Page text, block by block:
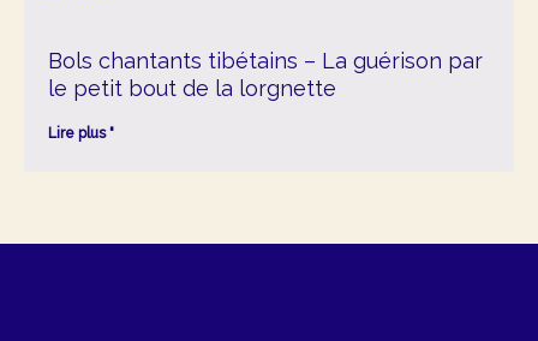
Bols chantants tibétains – La guérison par
le petit bout de la lorgnette
Lire plus "